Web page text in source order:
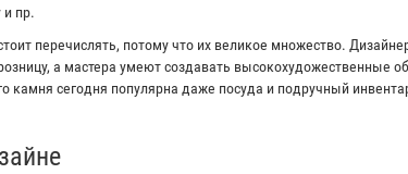
и пр.
перечислять, потому что их великое множество.
а мастера умеют создавать высокохудожественные
камня сегодня популярна даже посуда и подручный